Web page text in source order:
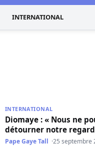
INTERNATIONAL
INTERNATIONAL
Diomaye : « Nous ne
détourner notre
Pape Gaye Tall 25 septembre